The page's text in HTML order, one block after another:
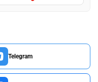
Telegram